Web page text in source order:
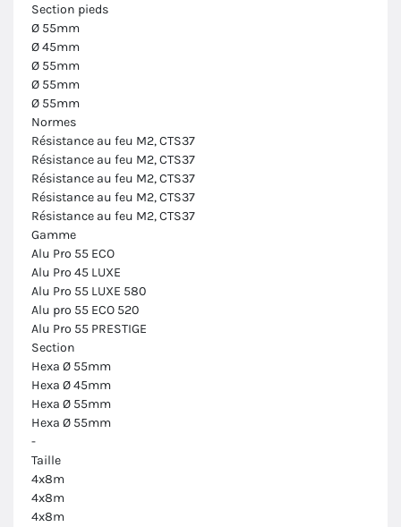
Section pieds
Ø 55mm
Ø 45mm
Ø 55mm
Ø 55mm
Ø 55mm
Normes
Résistance au feu M2, CTS37
Résistance au feu M2, CTS37
Résistance au feu M2, CTS37
Résistance au feu M2, CTS37
Résistance au feu M2, CTS37
Gamme
Alu Pro 55 ECO
Alu Pro 45 LUXE
Alu Pro 55 LUXE 580
Alu pro 55 ECO 520
Alu Pro 55 PRESTIGE
Section
Hexa Ø 55mm
Hexa Ø 45mm
Hexa Ø 55mm
Hexa Ø 55mm
-
Taille
4x8m
4x8m
4x8m